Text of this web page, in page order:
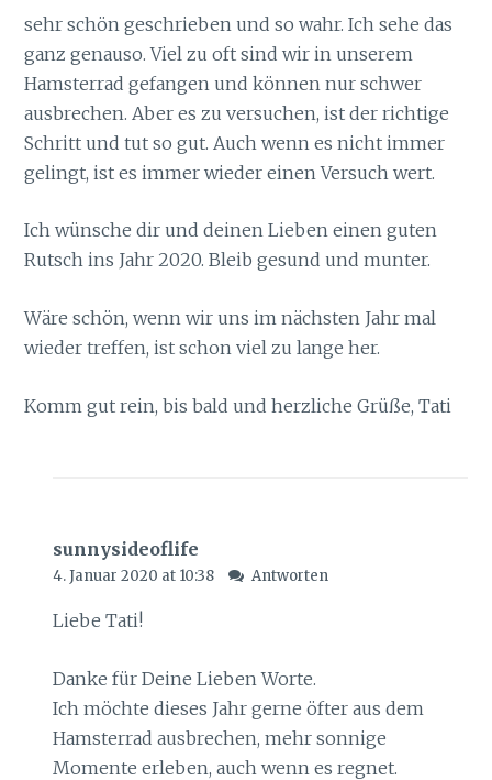
sehr schön geschrieben und so wahr. Ich sehe das
ganz genauso. Viel zu oft sind wir in unserem
Hamsterrad gefangen und können nur schwer
ausbrechen. Aber es zu versuchen, ist der richtige
Schritt und tut so gut. Auch wenn es nicht immer
gelingt, ist es immer wieder einen Versuch wert.
Ich wünsche dir und deinen Lieben einen guten
Rutsch ins Jahr 2020. Bleib gesund und munter.
Wäre schön, wenn wir uns im nächsten Jahr mal
wieder treffen, ist schon viel zu lange her.
Komm gut rein, bis bald und herzliche Grüße, Tati
sunnysideoflife
4. Januar 2020 at 10:38 Antworten
Liebe Tati!
Danke für Deine Lieben Worte.
Ich möchte dieses Jahr gerne öfter aus dem
Hamsterrad ausbrechen, mehr sonnige
Momente erleben, auch wenn es regnet.